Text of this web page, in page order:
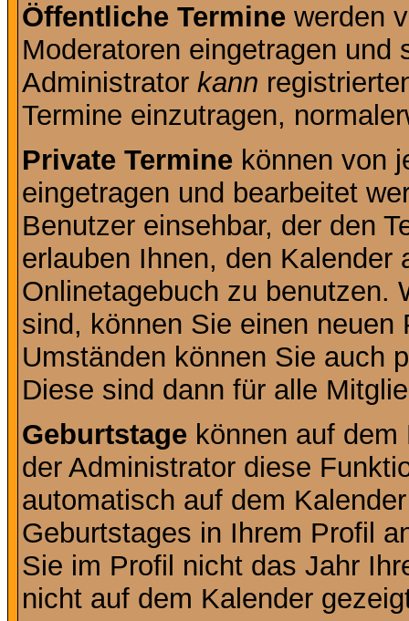
Öffentliche Termine werden
Moderatoren eingetragen und
Administrator kann
Termine einzutragen,
Private Termine können von
eingetragen und bearbeitet
Benutzer einsehbar, der den
erlauben Ihnen, den
Onlinetagebuch zu benutzen.
sind, können Sie einen neuen
Umständen können Sie auch
Diese sind dann für alle
Geburtstage können auf
der Administrator diese
automatisch auf dem
Geburtstages in Ihrem Profil
Sie im Profil nicht das Jahr
nicht auf dem Kalender